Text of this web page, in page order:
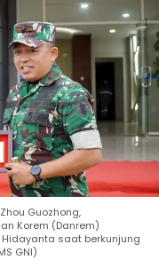
Guozhong,
Korem (Danrem)
Hidayanta saat berkunjung
GNI)